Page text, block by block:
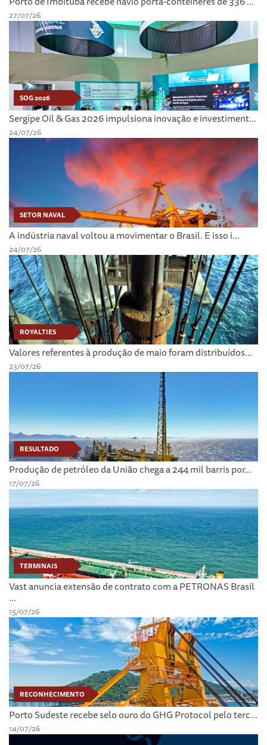
27/07/26
SOG 2026
Sergipe Oil & Gas 2026 impulsiona inovação e investiment...
24/07/26
SETOR NAVAL
A indústria naval voltou a movimentar o Brasil. E isso i...
24/07/26
ROYALTIES
Valores referentes à produção de maio foram distribuídos...
23/07/26
RESULTADO
Produção de petróleo da União chega a 244 mil barris por...
17/07/26
TERMINAIS
Vast anuncia extensão de contrato com a PETRONAS Brasil
...
15/07/26
RECONHECIMENTO
Porto Sudeste recebe selo ouro do GHG Protocol pelo terc...
14/07/26